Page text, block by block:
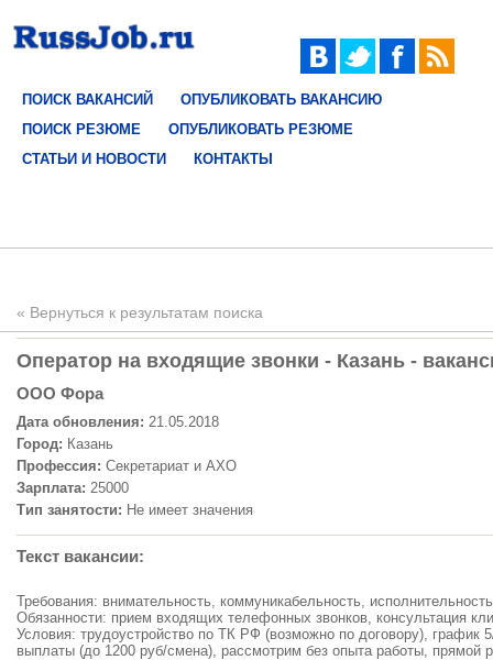
ПОИСК ВАКАНСИЙ
ОПУБЛИКОВАТЬ ВАКАНСИЮ
ПОИСК РЕЗЮМЕ
ОПУБЛИКОВАТЬ РЕЗЮМЕ
СТАТЬИ И НОВОСТИ
КОНТАКТЫ
« Вернуться к результатам поиска
Оператор на входящие звонки - Казань -
ООО Фора
Дата обновления: 21.05.2018
Город: Казань
Профессия: Секретариат и АХО
Зарплата: 25000
Тип занятости: Не имеет значения
Текст вакансии:
Требования: внимательность, коммуникабельность, исполнительность
Обязанности: прием входящих телефонных звонков, консультация
Условия: трудоустройство по ТК РФ (возможно по договору),
выплаты (до 1200 руб/смена), рассмотрим без опыта работы, прямой